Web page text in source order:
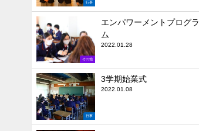
行事
その他
エンパワーメントプログラ
ム
2022.01.28
行事
3学期始業式
2022.01.08